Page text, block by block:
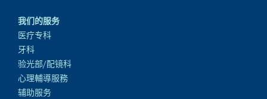
我们的服务
医疗专科
牙科
验光部/配镜科
心理輔導服務
辅助服务